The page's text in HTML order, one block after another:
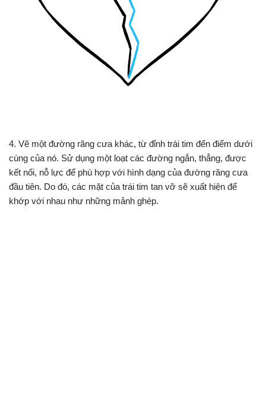
4. Vẽ một đường răng cưa khác, từ đỉnh trái tim đến điểm dưới
cùng của nó. Sử dụng một loạt các đường ngắn, thẳng, được
kết nối, nỗ lực để phù hợp với hình dạng của đường răng cưa
đầu tiên. Do đó, các mặt của trái tim tan vỡ sẽ xuất hiện để
khớp với nhau như những mảnh ghép.